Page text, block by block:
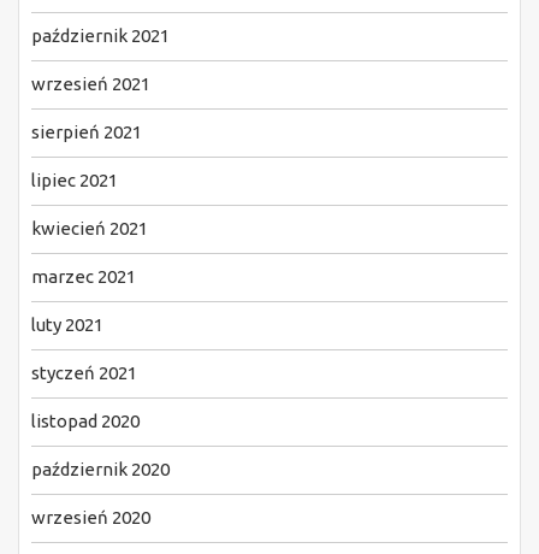
październik 2021
wrzesień 2021
sierpień 2021
lipiec 2021
kwiecień 2021
marzec 2021
luty 2021
styczeń 2021
listopad 2020
październik 2020
wrzesień 2020